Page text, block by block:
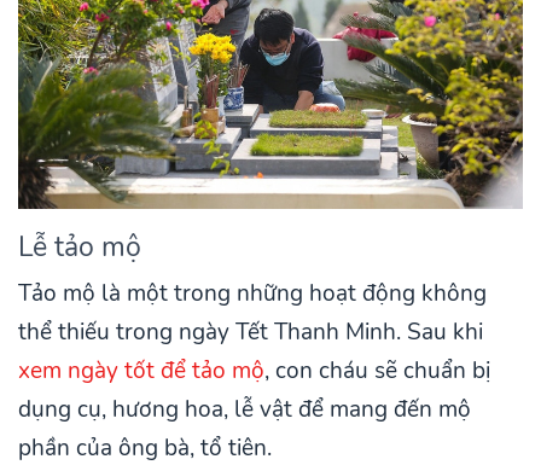
Lễ tảo mộ
Tảo mộ là một trong những hoạt động không
thể thiếu trong ngày Tết Thanh Minh. Sau khi
xem ngày tốt để tảo mộ, con cháu sẽ chuẩn bị
dụng cụ, hương hoa, lễ vật để mang đến mộ
phần của ông bà, tổ tiên.